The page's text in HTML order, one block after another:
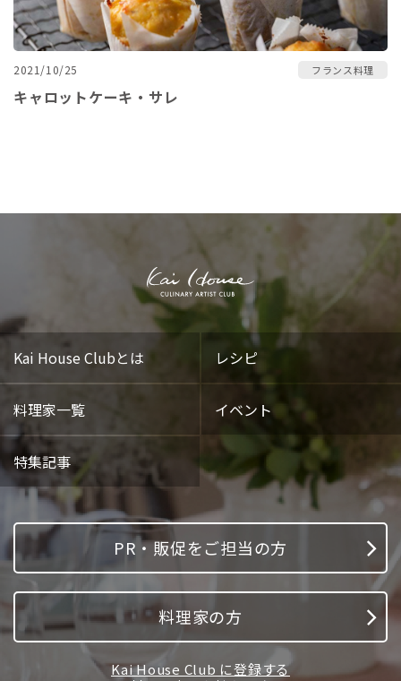
2021/10/25 フランス料理
キャロットケーキ・サレ
Kai House Clubとは レシピ
料理家一覧 イベント
特集記事
PR・販促をご担当の方
料理家の方
Kai House Club に登録する